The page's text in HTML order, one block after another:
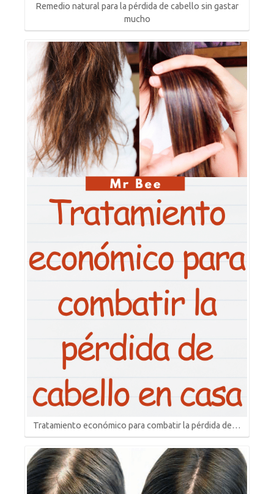
Remedio natural para la pérdida de cabello sin gastar
mucho
Tratamiento económico para combatir la pérdida de…